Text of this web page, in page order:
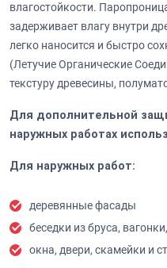
влагостойкости.
задерживает влагу внутри
легко наносится и быстро
(Летучие Органические
текстуру древесины,
Для дополнительной
наружных работах
Для наружных работ:
деревянные фасады
беседки из бруса,
окна, двери, скамейки и